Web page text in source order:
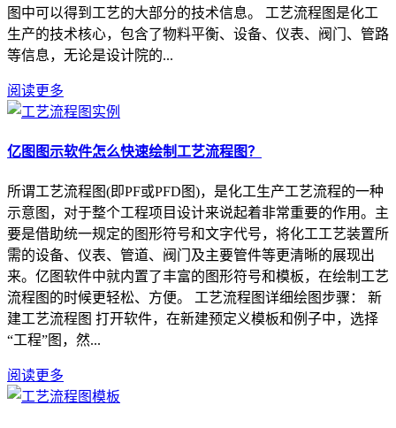
图中可以得到工艺的大部分的技术信息。 工艺流程图是化工
生产的技术核心，包含了物料平衡、设备、仪表、阀门、管路
等信息，无论是设计院的...
阅读更多
亿图图示软件怎么快速绘制工艺流程图？
所谓工艺流程图(即PF或PFD图)，是化工生产工艺流程的一种
示意图，对于整个工程项目设计来说起着非常重要的作用。主
要是借助统一规定的图形符号和文字代号，将化工工艺装置所
需的设备、仪表、管道、阀门及主要管件等更清晰的展现出
来。亿图软件中就内置了丰富的图形符号和模板，在绘制工艺
流程图的时候更轻松、方便。 工艺流程图详细绘图步骤： 新
建工艺流程图 打开软件，在新建预定义模板和例子中，选择
“工程”图，然...
阅读更多